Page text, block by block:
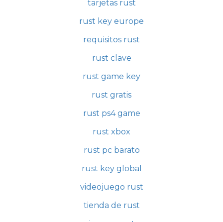
tarjetas rust
rust key europe
requisitos rust
rust clave
rust game key
rust gratis
rust ps4 game
rust xbox
rust pc barato
rust key global
videojuego rust
tienda de rust